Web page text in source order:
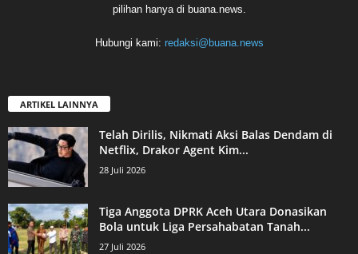
pilihan hanya di buana.news.
Hubungi kami: redaksi@buana.news
ARTIKEL LAINNYA
Telah Dirilis, Nikmati Aksi Balas Dendam di
Netflix, Drakor Agent Kim...
28 Juli 2026
Tiga Anggota DPRK Aceh Utara Donasikan
Bola untuk Liga Persahabatan Tanah...
27 Juli 2026